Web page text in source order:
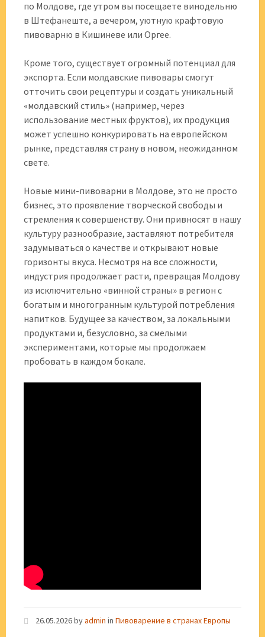
по Молдове, где утром вы посещаете винодельню
в Штефанеште, а вечером, уютную крафтовую
пивоварню в Кишиневе или Оргее.
Кроме того, существует огромный потенциал для
экспорта. Если молдавские пивовары смогут
отточить свои рецептуры и создать уникальный
«молдавский стиль» (например, через
использование местных фруктов), их продукция
может успешно конкурировать на европейском
рынке, представляя страну в новом, неожиданном
свете.
Новые мини-пивоварни в Молдове, это не просто
бизнес, это проявление творческой свободы и
стремления к совершенству. Они привносят в нашу
культуру разнообразие, заставляют потребителя
задумываться о качестве и открывают новые
горизонты вкуса. Несмотря на все сложности,
индустрия продолжает расти, превращая Молдову
из исключительно «винной страны» в регион с
богатым и многогранным культурой потребления
напитков. Будущее за качеством, за локальными
продуктами и, безусловно, за смелыми
экспериментами, которые мы продолжаем
пробовать в каждом бокале.
26.05.2026byadmin in Пивоварение в странах Европы